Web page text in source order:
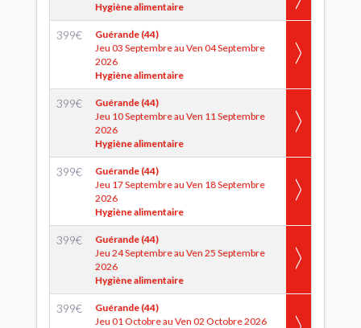
Hygiène alimentaire
399€
Guérande (44)
Jeu 03 Septembre au Ven 04 Septembre
2026
Hygiène alimentaire
399€
Guérande (44)
Jeu 10 Septembre au Ven 11 Septembre
2026
Hygiène alimentaire
399€
Guérande (44)
Jeu 17 Septembre au Ven 18 Septembre
2026
Hygiène alimentaire
399€
Guérande (44)
Jeu 24 Septembre au Ven 25 Septembre
2026
Hygiène alimentaire
399€
Guérande (44)
Jeu 01 Octobre au Ven 02 Octobre 2026